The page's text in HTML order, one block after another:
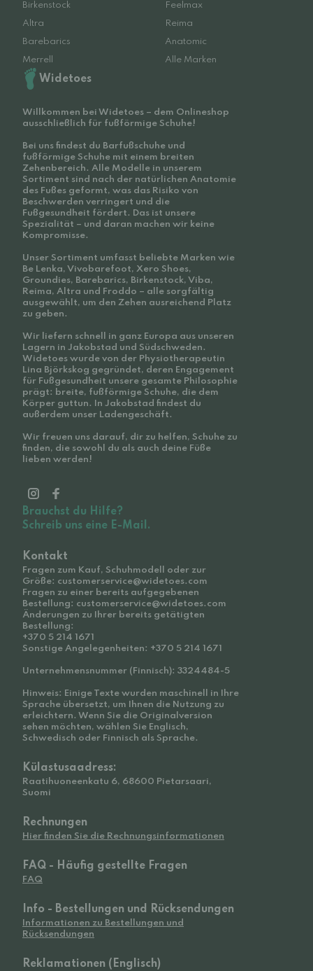
Birkenstock
Feelmax
Altra
Reima
Barebarics
Anatomic
Merrell
Alle Marken
Widetoes
Willkommen bei Widetoes – dem Onlineshop
ausschließlich für fußförmige Schuhe!
Bei uns findest du Barfußschuhe und
fußförmige Schuhe mit einem breiten
Zehenbereich. Alle Modelle in unserem
Sortiment sind nach der natürlichen Anatomie
des Fußes geformt, was das Risiko von
Beschwerden verringert und die
Fußgesundheit fördert. Das ist unsere
Spezialität – und daran machen wir keine
Kompromisse.
Unser Sortiment umfasst beliebte Marken wie
Be Lenka, Vivobarefoot, Xero Shoes,
Groundies, Barebarics, Birkenstock, Viba,
Reima, Altra und Froddo – alle sorgfältig
ausgewählt, um den Zehen ausreichend Platz
zu geben.
Wir liefern schnell in ganz Europa aus unseren
Lagern in Jakobstad und Südschweden.
Widetoes wurde von der Physiotherapeutin
Lina Björkskog gegründet, deren Engagement
für Fußgesundheit unsere gesamte Philosophie
prägt: breite, fußförmige Schuhe, die dem
Körper guttun. In Jakobstad findest du
außerdem unser Ladengeschäft.
Wir freuen uns darauf, dir zu helfen, Schuhe zu
finden, die sowohl du als auch deine Füße
lieben werden!
Brauchst du Hilfe?
Schreib uns eine E-Mail.
Kontakt
Fragen zum Kauf, Schuhmodell oder zur
Größe: customerservice@widetoes.com
Fragen zu einer bereits aufgegebenen
Bestellung: customerservice@widetoes.com
Änderungen zu Ihrer bereits getätigten
Bestellung:
+370 5 214 1671
Sonstige Angelegenheiten: +370 5 214 1671
Unternehmensnummer (Finnisch): 3324484-5
Hinweis: Einige Texte wurden maschinell in Ihre
Sprache übersetzt, um Ihnen die Nutzung zu
erleichtern. Wenn Sie die Originalversion
sehen möchten, wählen Sie Englisch,
Schwedisch oder Finnisch als Sprache.
Külastusaadress:
Raatihuoneenkatu 6, 68600 Pietarsaari,
Suomi
Rechnungen
Hier finden Sie die Rechnungsinformationen
FAQ - Häufig gestellte Fragen
FAQ
Info - Bestellungen und Rücksendungen
Informationen zu Bestellungen und
Rücksendungen
Reklamationen (Englisch)